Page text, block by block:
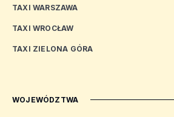
TAXI WARSZAWA
TAXI WROCŁAW
TAXI ZIELONA GÓRA
WOJEWÓDZTWA